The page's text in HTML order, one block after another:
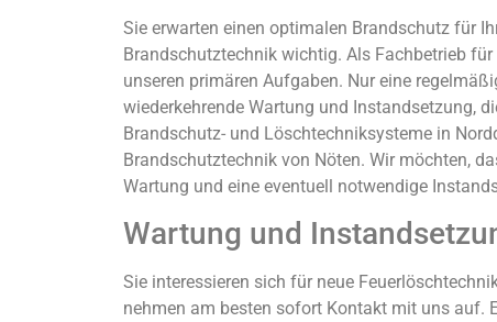
Sie erwarten einen optimalen Brandschutz für
Brandschutztechnik wichtig. Als Fachbetrieb
unseren primären Aufgaben. Nur eine
wiederkehrende Wartung und Instandsetzung,
Brandschutz- und Löschtechniksysteme in
Brandschutztechnik von Nöten. Wir möchten,
Wartung und eine eventuell notwendige
Wartung und
Sie interessieren sich für neue
nehmen am besten sofort Kontakt mit uns auf.